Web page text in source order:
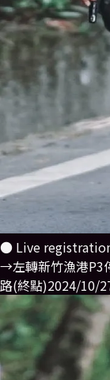
● Live
→左轉新竹漁港P3
路(終點)2024/10/